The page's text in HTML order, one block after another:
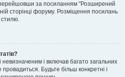
за посиланням "Розширений
сторінці форуму. Розміщення посилань
стилю.
і включав багато загальних
Будьте більш конкретні і